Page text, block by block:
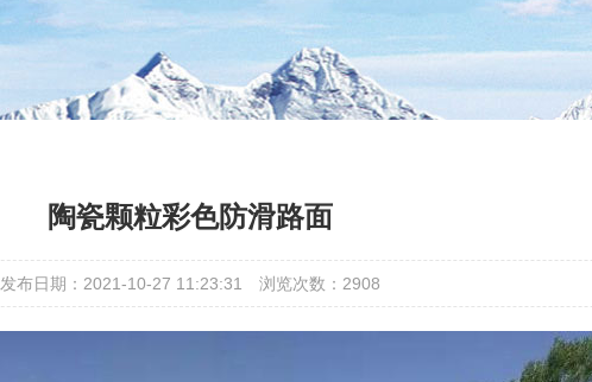
陶瓷颗粒彩色防滑路面
发布日期：2021-10-27 11:23:31 浏览次数：2908